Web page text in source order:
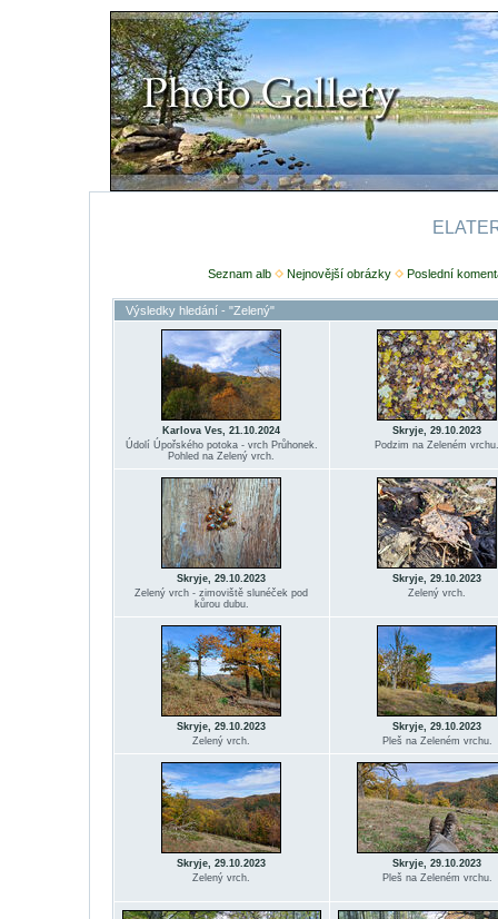
Seznam alb Nejnovější obrázky Poslední
Výsledky hledání - "Zelený"
Karlova Ves, 21.10.2024
Údolí Úpořského potoka - vrch Průhonek.
Pohled na Zelený vrch.
Skryje, 29.10.2023
Podzim na Zeleném vrchu.
Skryje, 29.10.2023
Zelený vrch - zimoviště slunéček pod
kůrou dubu.
Skryje, 29.10.2023
Zelený vrch.
Skryje, 29.10.2023
Zelený vrch.
Skryje, 29.10.2023
Pleš na Zeleném vrchu.
Skryje, 29.10.2023
Zelený vrch.
Skryje, 29.10.2023
Pleš na Zeleném vrchu.